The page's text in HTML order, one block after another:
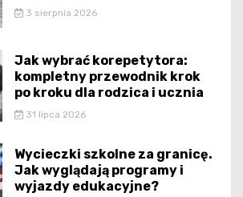
3 sierpnia 2026
Jak wybrać korepetytora:
kompletny przewodnik krok
po kroku dla rodzica i ucznia
31 lipca 2026
Wycieczki szkolne za granicę.
Jak wyglądają programy i
wyjazdy edukacyjne?